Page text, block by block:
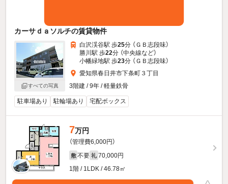
カーサｄａソルチの賃貸物件
すべての写真
白沢渓谷駅 歩25分 （ＧＢ志段味）
勝川駅 歩22分 （中央線など）
小幡緑地駅 歩23分 （ＧＢ志段味）
愛知県春日井市下条町３丁目
3階建 / 9年 / 軽量鉄骨
駐車場あり 駐輪場あり 宅配ボックス
7万円
（管理費6,000円）
敷 不要 礼 70,000円
1階 / 1LDK / 46.78㎡